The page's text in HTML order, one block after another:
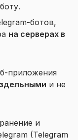
ботов,
на серверах в
приложения
и не
и
(Telegram